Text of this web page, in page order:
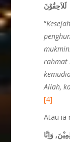
“
rahmat
Allah,
[4]
Atau ia
وَاِنَّا